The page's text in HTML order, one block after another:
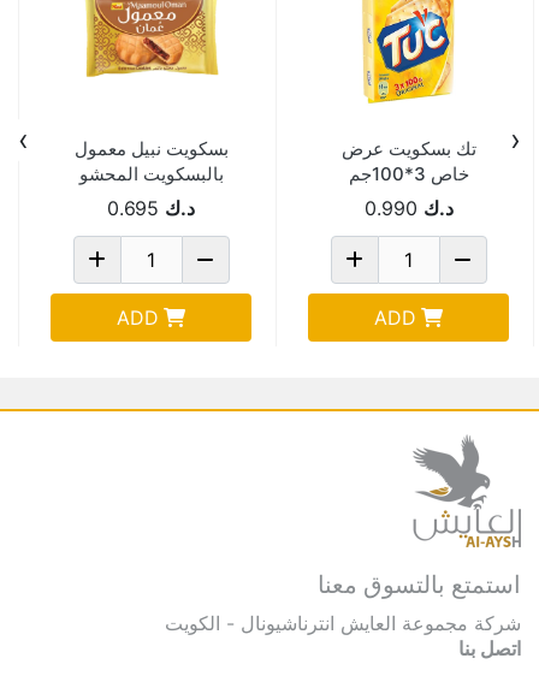
تك بسكويت عرض
خاص 3*100جم
د.ك 0.990
ADD
بسكويت نبيل معمول
بالبسكويت المحشو
بالتمر 20 جم Pack Of
16
د.ك 0.695
ADD
‹
›
استمتع بالتسوق معنا
شركة مجموعة العايش انترناشيونال - الكويت
اتصل بنا